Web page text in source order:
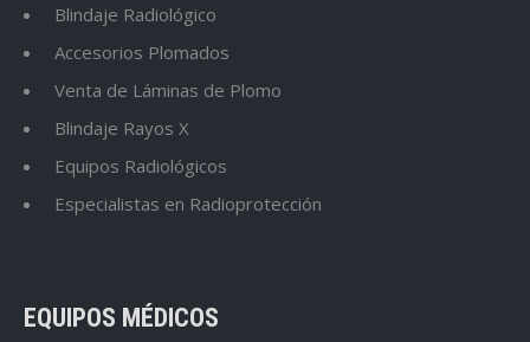
Blindaje Radiológico
Accesorios Plomados
Venta de Láminas de Plomo
Blindaje Rayos X
Equipos Radiológicos
Especialistas en Radioprotección
EQUIPOS MÉDICOS